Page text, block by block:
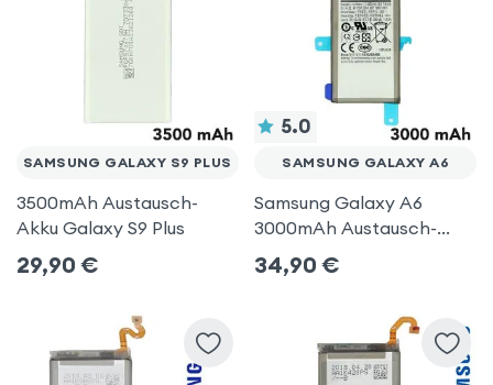
SAMSUNG GALAXY S9 PLUS
3500mAh Austausch-
Akku Galaxy S9 Plus
29,90 €
5.0
SAMSUNG GALAXY A6
Samsung Galaxy A6
3000mAh Austausch-
Akku
34,90 €